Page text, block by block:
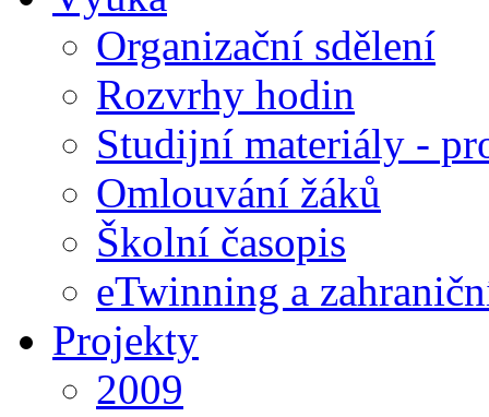
Organizační sdělení
Rozvrhy hodin
Studijní materiály -
Omlouvání žáků
Školní časopis
eTwinning a
Projekty
2009